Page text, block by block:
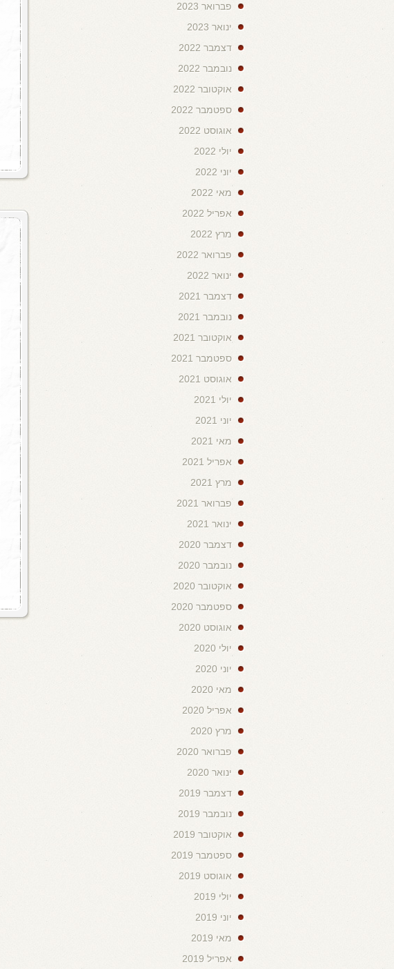
פברואר 2023
ינואר 2023
דצמבר 2022
נובמבר 2022
אוקטובר 2022
ספטמבר 2022
אוגוסט 2022
יולי 2022
יוני 2022
מאי 2022
אפריל 2022
מרץ 2022
פברואר 2022
ינואר 2022
דצמבר 2021
נובמבר 2021
אוקטובר 2021
ספטמבר 2021
אוגוסט 2021
יולי 2021
יוני 2021
מאי 2021
אפריל 2021
מרץ 2021
פברואר 2021
ינואר 2021
דצמבר 2020
נובמבר 2020
אוקטובר 2020
ספטמבר 2020
אוגוסט 2020
יולי 2020
יוני 2020
מאי 2020
אפריל 2020
מרץ 2020
פברואר 2020
ינואר 2020
דצמבר 2019
נובמבר 2019
אוקטובר 2019
ספטמבר 2019
אוגוסט 2019
יולי 2019
יוני 2019
מאי 2019
אפריל 2019